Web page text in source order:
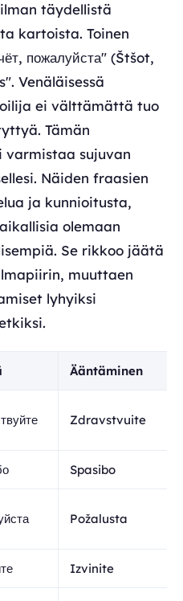
täydellistä
kartoista. Toinen
пожалуйста" (Štšot,
Venäläisessä
ei välttämättä tuo
Tämän
sujuvan
Näiden fraasien
ja kunnioitusta,
olemaan
Se rikkoo jäätä
muuttaen
lyhyiksi
Ääntäminen
Zdravstvuite
Spasibo
Požalusta
Izvinite